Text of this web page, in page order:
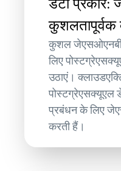
डेटा प्रकार:
कुशलतापूर्वक
कुशल जेएसओएनबी
लिए
उठाएं।
पोस्टग्रेएसक्यूएल
प्रबंधन के लिए
करती हैं।